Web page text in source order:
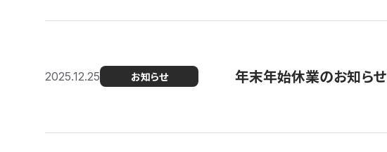
2025.12.25 お知らせ 年末年始休業のお知らせ